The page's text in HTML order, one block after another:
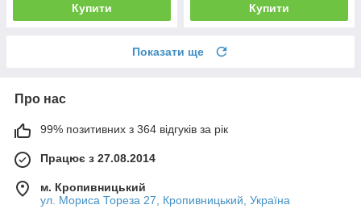
Купити Купити
Показати ще
Про нас
99% позитивних з 364 відгуків за рік
Працює з 27.08.2014
м. Кропивницький
ул. Мориса Тореза 27, Кропивницький, Україна